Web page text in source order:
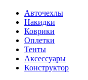
Авточехлы
Накидки
Коврики
Оплетки
Тенты
Аксессуары
Конструктор